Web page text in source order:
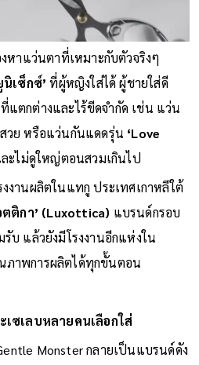
หาแว่นตาที่เหมาะกับตัวจริงๆ
นิเซ็กซ์’ที่ผู้หญิงใส่ได้ ผู้ชายใส่ดี
แตกต่างและไร้ขีดจำกัด เช่น แว่น
วย หรือแว่นกันแดดรุ่น ‘Love
ะไม่ดูใหญ่ตอนสวมเกินไป
งานผลิตในแทกู ประเทศเกาหลีใต้
ตติกา’ (Luxottica) แบรนด์กรอบ
บ แล้วยังมีโรงงานอีกแห่งใน
ภาพการผลิตได้ทุกขั้นตอน
เซเลบหลายคนเลือกใส่
Monster กลายเป็นแบรนด์ดัง